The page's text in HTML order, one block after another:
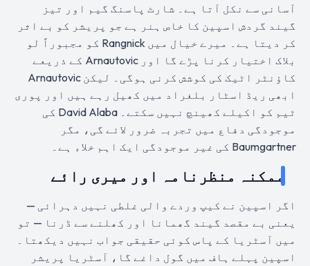
آسانی سے نکل آتا ہے۔ شارٹ پاسنگ گیم اور تیز
گیند گردش اسپین کا خاص ہنر ہے جو پریشر کو بے اثر
کر دیتا ہے۔ میرے خیال میں Rangnick کو مجبوراً لو
بلاک اختیار کرنا پڑے گا اور Arnautovic کے ذریعے
کاؤنٹر اٹیک کی کوشش کرنی ہوگی۔ لیکن Arnautovic
ابھی ریڈ اسٹار بلغراد میں کھیل رہے ہیں اور پوری
ٹیم کو اکیلے کھینچ نہیں سکتے۔ David Alaba کی
موجودگی دفاع میں تجربہ ضرور لائے گی، مگر
Baumgartner کی غیر موجودگی ایک اہم خلاء ہے۔
ممکنہ منظرنامہ اور میری رائے
اگر اسپین نے کیپ وردے والی غلطی نہیں دہرائی —
یعنی بے مقصد گیند گھمانا اور کھلنے سے ڈرنا — تو
میں آسٹریا کے پاس کوئی حقیقی جواب نہیں دیکھتا۔
اسپین پہلے ہاف میں گول داغے گا، آسٹریا پریشر